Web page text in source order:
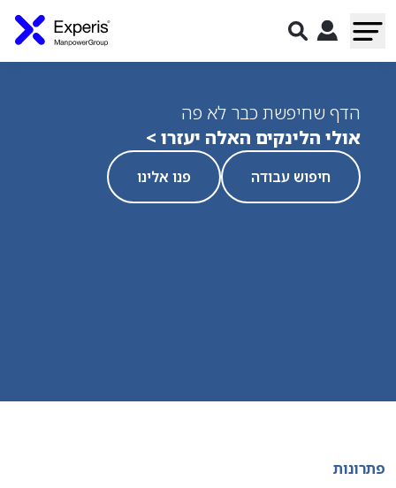
הדף שחיפשת כבר לא פה
אולי הלינקים האלה יעזרו >
חיפוש עבודה פנו אלינו
פתרונות